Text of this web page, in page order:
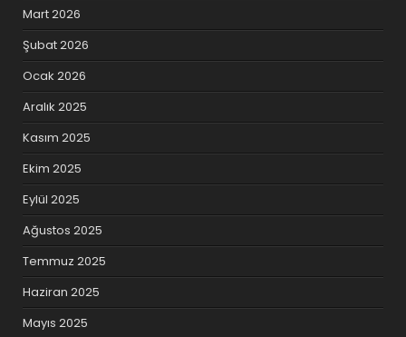
Mart 2026
Şubat 2026
Ocak 2026
Aralık 2025
Kasım 2025
Ekim 2025
Eylül 2025
Ağustos 2025
Temmuz 2025
Haziran 2025
Mayıs 2025